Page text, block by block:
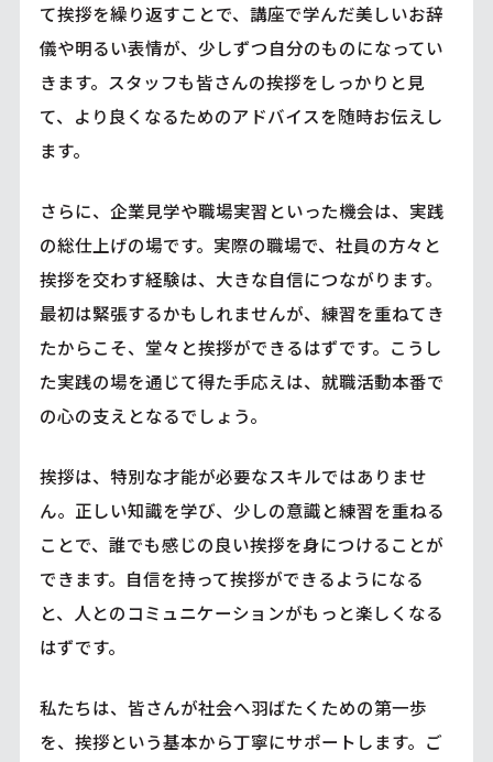
て挨拶を繰り返すことで、講座で学んだ美しいお辞
儀や明るい表情が、少しずつ自分のものになってい
きます。スタッフも皆さんの挨拶をしっかりと見
て、より良くなるためのアドバイスを随時お伝えし
ます。
さらに、企業見学や職場実習といった機会は、実践
の総仕上げの場です。実際の職場で、社員の方々と
挨拶を交わす経験は、大きな自信につながります。
最初は緊張するかもしれませんが、練習を重ねてき
たからこそ、堂々と挨拶ができるはずです。こうし
た実践の場を通じて得た手応えは、就職活動本番で
の心の支えとなるでしょう。
挨拶は、特別な才能が必要なスキルではありませ
ん。正しい知識を学び、少しの意識と練習を重ねる
ことで、誰でも感じの良い挨拶を身につけることが
できます。自信を持って挨拶ができるようになる
と、人とのコミュニケーションがもっと楽しくなる
はずです。
私たちは、皆さんが社会へ羽ばたくための第一歩
を、挨拶という基本から丁寧にサポートします。ご